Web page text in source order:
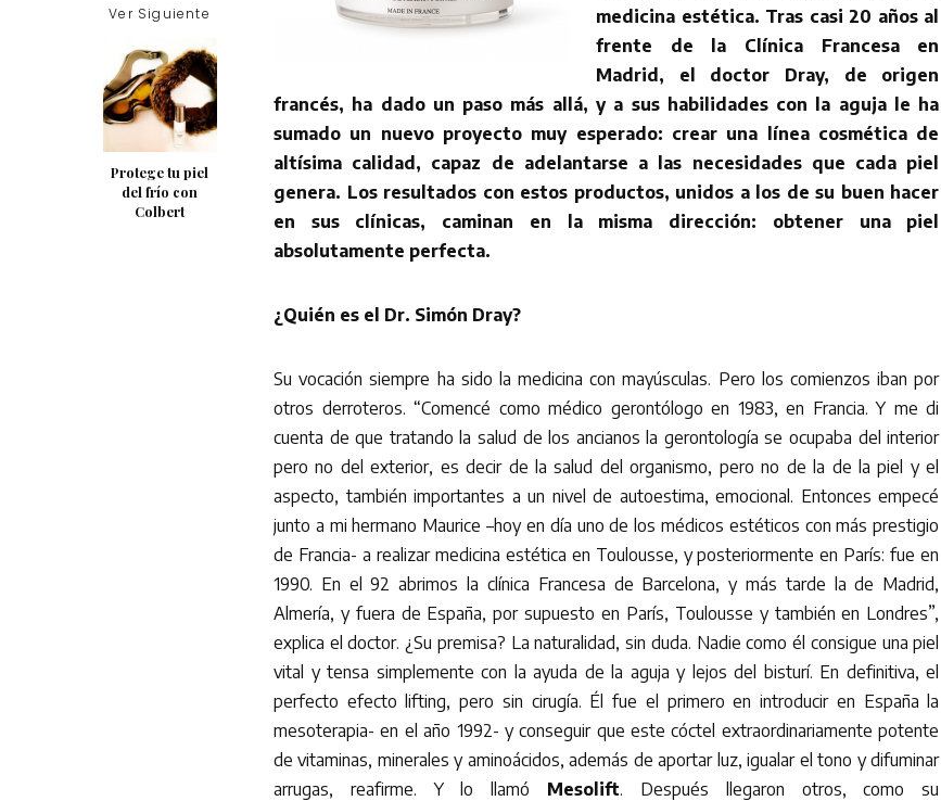
Ver Siguiente
Protege tu piel
del frío con
Colbert
medicina estética. Tras casi 20 años al
frente de la Clínica Francesa en
Madrid, el doctor Dray, de origen
francés, ha dado un paso más allá, y a sus habilidades con la aguja le ha
sumado un nuevo proyecto muy esperado: crear una línea cosmética de
altísima calidad, capaz de adelantarse a las necesidades que cada piel
genera. Los resultados con estos productos, unidos a los de su buen hacer
en sus clínicas, caminan en la misma dirección: obtener una piel
absolutamente perfecta.
¿Quién es el Dr. Simón Dray?
Su vocación siempre ha sido la medicina con mayúsculas. Pero los comienzos iban por
otros derroteros. “Comencé como médico gerontólogo en 1983, en Francia. Y me di
cuenta de que tratando la salud de los ancianos la gerontología se ocupaba del interior
pero no del exterior, es decir de la salud del organismo, pero no de la de la piel y el
aspecto, también importantes a un nivel de autoestima, emocional. Entonces empecé
junto a mi hermano Maurice –hoy en día uno de los médicos estéticos con más prestigio
de Francia- a realizar medicina estética en Toulousse, y posteriormente en París: fue en
1990. En el 92 abrimos la clínica Francesa de Barcelona, y más tarde la de Madrid,
Almería, y fuera de España, por supuesto en París, Toulousse y también en Londres”,
explica el doctor. ¿Su premisa? La naturalidad, sin duda. Nadie como él consigue una piel
vital y tensa simplemente con la ayuda de la aguja y lejos del bisturí. En definitiva, el
perfecto efecto lifting, pero sin cirugía. Él fue el primero en introducir en España la
mesoterapia- en el año 1992- y conseguir que este cóctel extraordinariamente potente
de vitaminas, minerales y aminoácidos, además de aportar luz, igualar el tono y difuminar
arrugas, reafirme. Y lo llamó Mesolift. Después llegaron otros, como su